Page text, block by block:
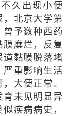
久出现小便
北京大学第
予数种西药
糜烂，反复
黏膜脱落堵
重影响生活
大便正常。
未见明显异
疾病病史，